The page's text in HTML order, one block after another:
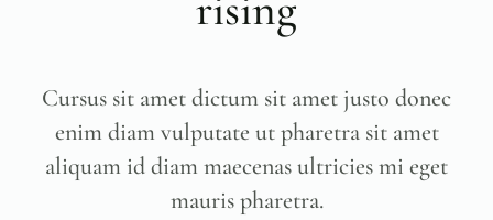
Cursus sit amet dictum sit amet justo donec
enim diam vulputate ut pharetra sit amet
aliquam id diam maecenas ultricies mi eget
mauris pharetra.